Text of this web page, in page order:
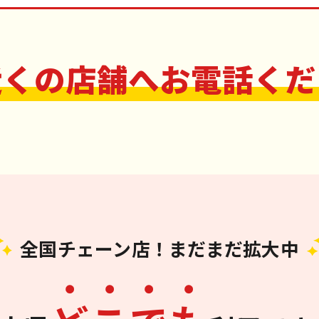
の店舗へお電話く
全国チェーン店！まだまだ拡大中